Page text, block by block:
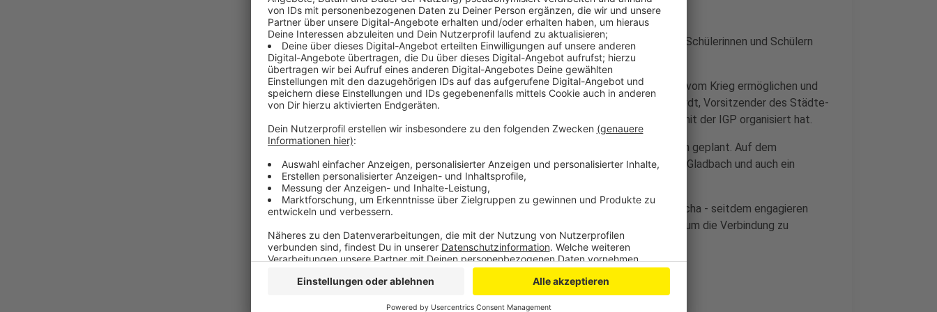
Untergebracht sind die 11- bis 15-Jährigen bei Gast-Familien von Schülerinnen und Schülern
der Integrierten Gesamtschule Paffrath.
Der Besuch soll den Kindern und Jugendlichen eine kurze Auszeit vom Krieg ermöglichen und
die Deutsch-Ukrainische Freundschaft stärken, sagt Arne Meinhardt, Vorsitzender des Städte-
Partnerschafts-Vereins Butscha, der den Aufenthalt zusammen mit der IGP organisiert hat.
Für die Kinder sind viele Ausflüge und Aktivitäten in unserer Region geplant. Auf dem
Programm stehen unter anderem Stadtführungen durch Bergisch Gladbach und auch ein
Ausflug zum Kölner Dom.
Seit über drei Jahren besteht die Städte-Partnerschaft mit Butscha - seitdem engagieren
sich die Stadt Bergisch Gladbach und der Partnerschafts-Verein, um die Verbindung zu
Butscha trotz schwieriger Umstände aufrechtzuerhalten.